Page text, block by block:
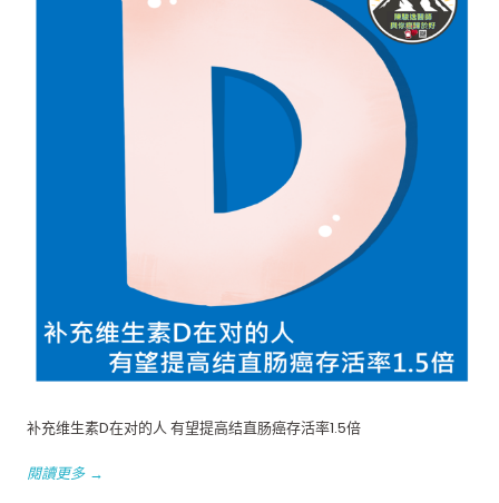
补充维生素D在对的人 有望提高结直肠癌存活率1.5倍
閱讀更多 →